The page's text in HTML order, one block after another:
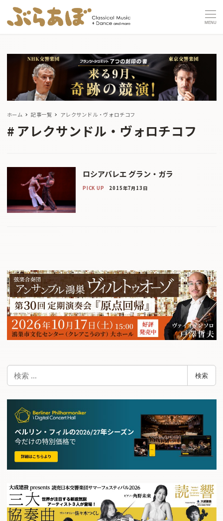
MENU
ホーム 記事一覧 アレクサンドル・ヴォロチコフ
アレクサンドル・ヴォロチコフ
ロシアバレエ グラン・ガラ
PICK UP 2015年7月13日
検
索
検索